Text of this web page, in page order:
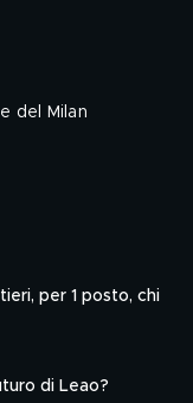
del Milan
per 1 posto, chi
di Leao?